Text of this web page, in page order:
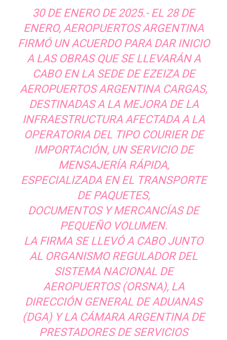
30 DE ENERO DE 2025.- EL 28 DE
ENERO, AEROPUERTOS ARGENTINA
FIRMÓ UN ACUERDO PARA DAR INICIO
A LAS OBRAS QUE SE LLEVARÁN A
CABO EN LA SEDE DE EZEIZA DE
AEROPUERTOS ARGENTINA CARGAS,
DESTINADAS A LA MEJORA DE LA
INFRAESTRUCTURA AFECTADA A LA
OPERATORIA DEL TIPO COURIER DE
IMPORTACIÓN, UN SERVICIO DE
MENSAJERÍA RÁPIDA,
ESPECIALIZADA EN EL TRANSPORTE
DE PAQUETES,
DOCUMENTOS Y MERCANCÍAS DE
PEQUEÑO VOLUMEN.
LA FIRMA SE LLEVÓ A CABO JUNTO
AL ORGANISMO REGULADOR DEL
SISTEMA NACIONAL DE
AEROPUERTOS (ORSNA), LA
DIRECCIÓN GENERAL DE ADUANAS
(DGA) Y LA CÁMARA ARGENTINA DE
PRESTADORES DE SERVICIOS